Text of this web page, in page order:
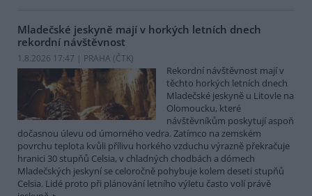
Mladečské jeskyně mají v horkých letních dnech
rekordní návštěvnost
1.8.2026 17:47 | PRAHA (ČTK)
Rekordní návštěvnost mají v
těchto horkých letních dnech
Mladečské jeskyně u Litovle na
Olomoucku, které
návštěvníkům poskytují aspoň
dočasnou úlevu od úmorného vedra. Zatímco na zemském
povrchu teplota kvůli přílivu horkého vzduchu výrazně překračuje
hranici 30 stupňů Celsia, v chladných chodbách a dómech
Mladečských jeskyní se celoročně pohybuje kolem deseti stupňů
Celsia. Lidé proto při plánování letního výletu často volí právě